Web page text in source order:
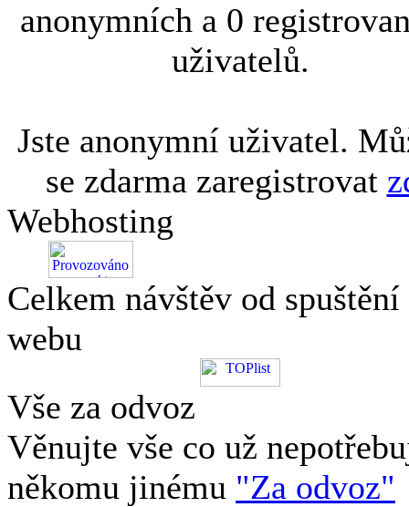
anonymních a 0
uživatelů.
Jste anonymní uživatel.
se zdarma zaregistrovat
Webhosting
Celkem návštěv od spuštění
webu
Vše za odvoz
Věnujte vše co už
někomu jinému "Za odvoz"